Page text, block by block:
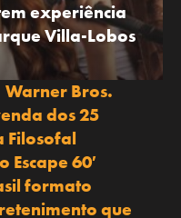
experiência
Villa-Lobos
Bros.
dos 25
Filosofal
Escape 60′
formato
que